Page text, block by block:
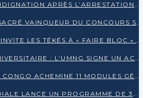
POINTE-NOIRE : INDIGNATION APRÈS L’ARRESTATION DU RAPPEUR FREUD VINCES
OWEN OKANDZE SACRÉ VAINQUEUR DU CONCOURS SLAM POUR LA VIE
NINON GOUAMBA INVITE LES TÉKÉS À « FAIRE BLOC » POUR PESER DANS LE DÉBAT NATIONAL
COOPÉRATION UNIVERSITAIRE : L’UMNG SIGNE UN ACCORD STRATÉGIQUE AVEC L’UNIVERSITÉ HAINAN EN CHINE
LOGISTIQUE : AGL CONGO ACHEMINE 11 MODULES GÉANTS JUSQU’À BRAZZAVILLE
LA BANQUE MONDIALE LANCE UN PROGRAMME DE 394 MILLIONS DE DOLLARS POUR LE BASSIN DU CONGO